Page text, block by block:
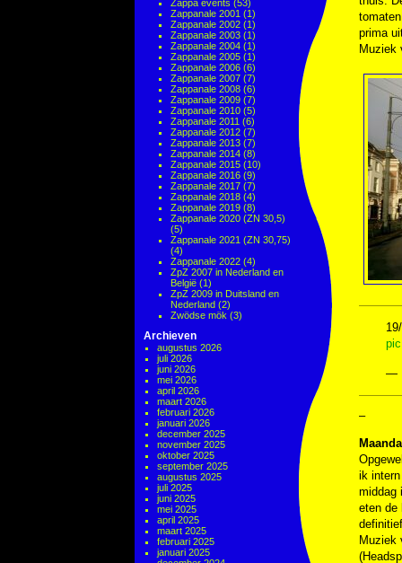
Zappa events (53)
Zappanale 2001 (1)
Zappanale 2002 (1)
Zappanale 2003 (1)
Zappanale 2004 (1)
Zappanale 2005 (1)
Zappanale 2006 (6)
Zappanale 2007 (7)
Zappanale 2008 (6)
Zappanale 2009 (7)
Zappanale 2010 (5)
Zappanale 2011 (6)
Zappanale 2012 (7)
Zappanale 2013 (7)
Zappanale 2014 (8)
Zappanale 2015 (10)
Zappanale 2016 (9)
Zappanale 2017 (7)
Zappanale 2018 (4)
Zappanale 2019 (8)
Zappanale 2020 (ZN 30,5)
(5)
Zappanale 2021 (ZN 30,75)
(4)
Zappanale 2022 (4)
ZpZ 2007 in Nederland en
België (1)
ZpZ 2009 in Duitsland en
Nederland (2)
Zwödse mök (3)
Archieven
augustus 2026
juli 2026
juni 2026
mei 2026
april 2026
maart 2026
februari 2026
januari 2026
december 2025
november 2025
oktober 2025
september 2025
augustus 2025
juli 2025
juni 2025
mei 2025
april 2025
maart 2025
februari 2025
januari 2025
prima
Muziek
—
–
ik
middag
eten de
Muziek